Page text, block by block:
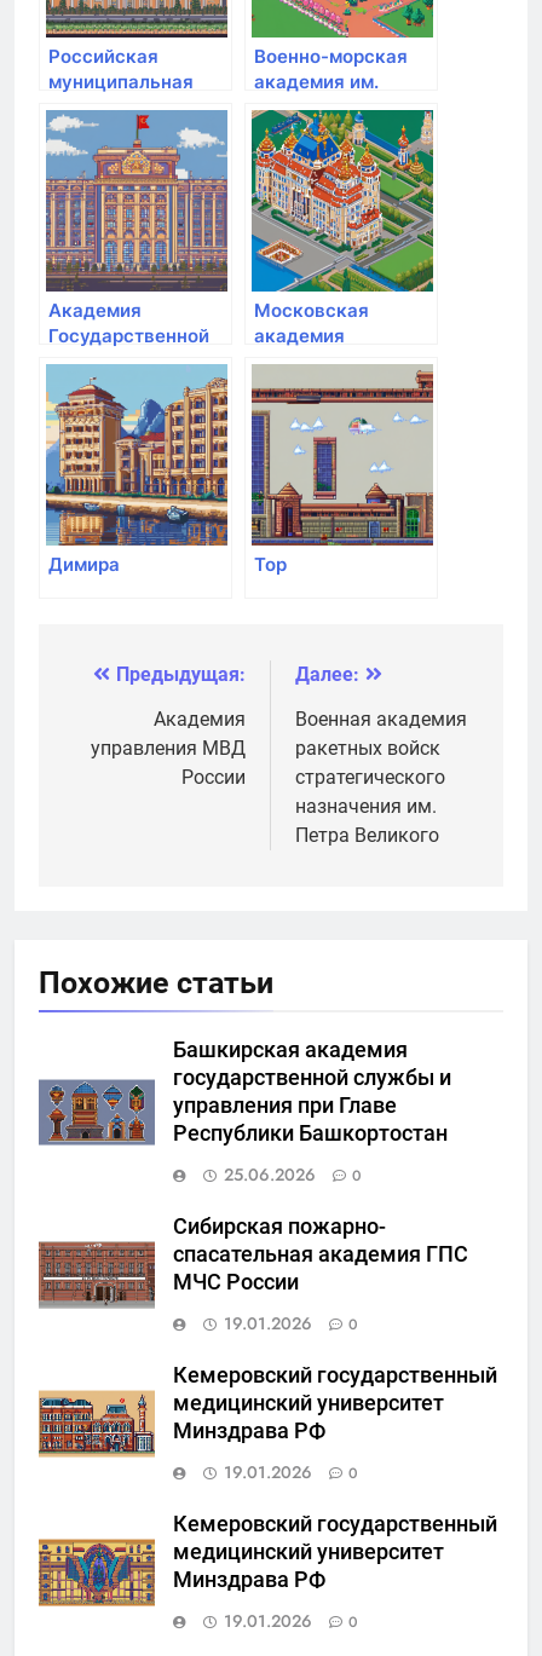
Российская
муниципальная
академия
Военно-морская
академия им.
адмирала флота
Советского Союза
Н.Г. Кузнецова
Академия
Государственной
противопожарной
службы МЧС РФ
Московская
академия
Следственного
комитета РФ
Димира Top
Навигация
записям
Предыдущая:
Академия
управления МВД
России
Далее:
Военная академия
ракетных войск
стратегического
назначения им.
Петра Великого
Похожие статьи
Башкирская академия
государственной службы и
управления при Главе
Республики Башкортостан
25.06.2026
0
Сибирская пожарно-
спасательная академия ГПС
МЧС России
19.01.2026
0
Кемеровский государственный
медицинский университет
Минздрава РФ
19.01.2026
0
Кемеровский государственный
медицинский университет
Минздрава РФ
19.01.2026
0